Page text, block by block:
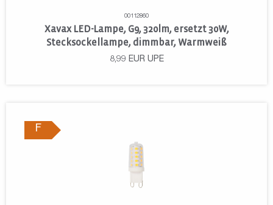
00112860
Xavax LED-Lampe, G9, 320lm, ersetzt 30W,
Stecksockellampe, dimmbar, Warmweiß
8,99 EUR UPE
F